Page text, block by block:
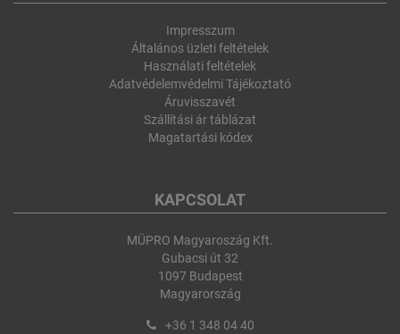
Impresszum
Általános üzleti feltételek
Használati feltételek
Adatvédelemvédelmi Tájékoztató
Áruvisszavét
Szállítási ár táblázat
Magatartási kódex
KAPCSOLAT
MÜPRO Magyaroszág Kft.
Gubacsi út 32
1097 Budapest
Magyarország
+36 1 348 04 40